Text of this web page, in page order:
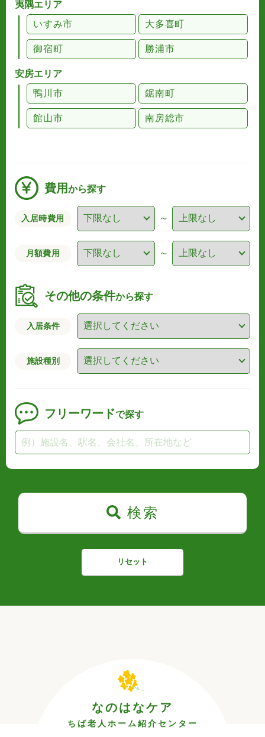
夷隅エリア
いすみ市
大多喜町
御宿町 勝浦市
安房エリア
鴨川市
鋸南町
館山市 南房総市
費用から探す
入居時費用 ～
月額費用 ～
その他の条件から探す
入居条件
施設種別
フリーワードで探す
検索
リセット
なのはなケア
ちば老人ホーム紹介センター